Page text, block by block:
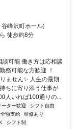
峰沢町ホール)
徒歩約8分
可能 働き方は応相談
務可能な方歓迎 ！
ません✨ 人生の最期
ちに寄り添う仕事が
人いれば100通りの...
ーター歓迎
シフト自由
額支給
研修あり
シフト制